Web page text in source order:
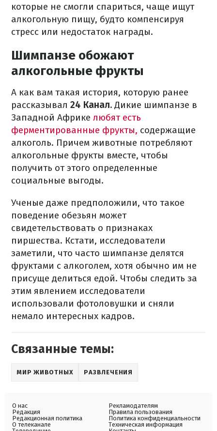
которые не смогли спариться, чаще ищут
алкогольную пищу, будто компенсируя
стресс или недостаток награды.
Шимпанзе обожают
алкогольные фрукты
А как вам такая история, которую ранее
рассказывал 24 Канал. Дикие шимпанзе в
Западной Африке любят есть
ферментированные фрукты, содержащие
алкоголь. Причем животные потребляют
алкогольные фрукты вместе, чтобы
получить от этого определенные
социальные выгоды.
Ученые даже предположили, что такое
поведение обезьян может
свидетельствовать о признаках
пиршества. Кстати, исследователи
заметили, что часто шимпанзе делятся
фруктами с алкоголем, хотя обычно им не
присуще делиться едой. Чтобы следить за
этим явлением исследователи
использовали фотоловушки и сняли
немало интересных кадров.
Связанные темы:
МИР ЖИВОТНЫХ РАЗВЛЕЧЕНИЯ
О нас
Редакция
Редакционная политика
О телеканале
Рекламодателям
Правила пользования
Политика конфиденциальности
Техническая информация